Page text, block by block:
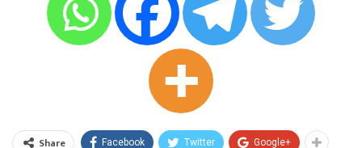
Share Facebook Twitter Google+